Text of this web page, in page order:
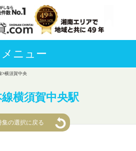
メニュー
>横須賀中央
横須賀中央駅
集の選択に戻る